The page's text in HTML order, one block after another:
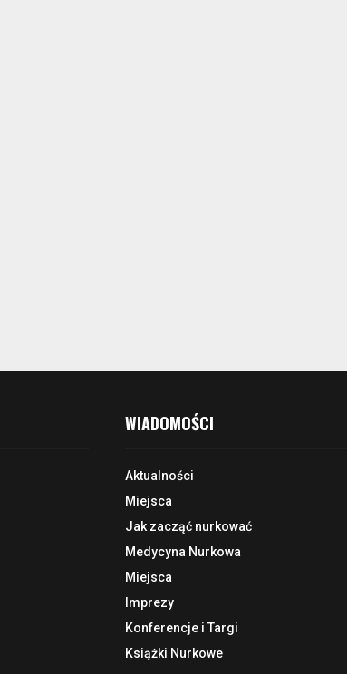
WIADOMOŚCI
Aktualności
Miejsca
Jak zacząć nurkować
Medycyna Nurkowa
Miejsca
Imprezy
Konferencje i Targi
Książki Nurkowe